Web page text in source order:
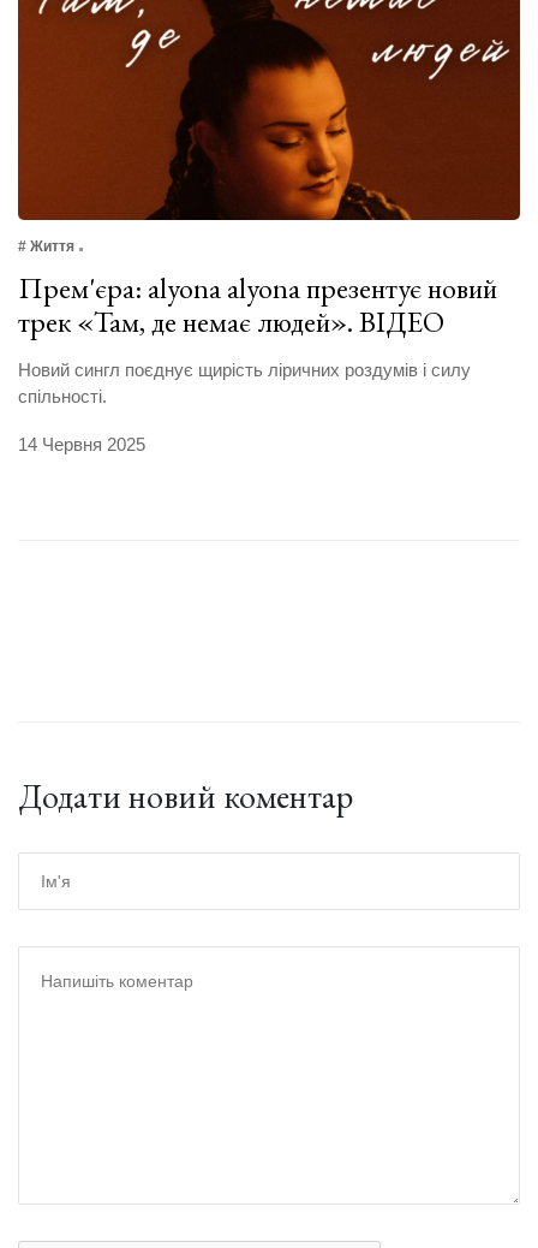
# Життя
Прем'єра: alyona alyona презентує новий
трек «Там, де немає людей». ВІДЕО
Новий сингл поєднує щирість ліричних роздумів і силу
спільності.
14 Червня 2025
Додати новий коментар